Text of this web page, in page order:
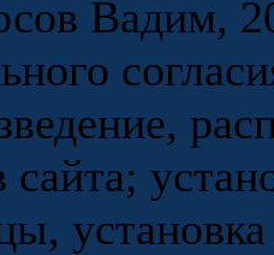
Вадим,
сайта;